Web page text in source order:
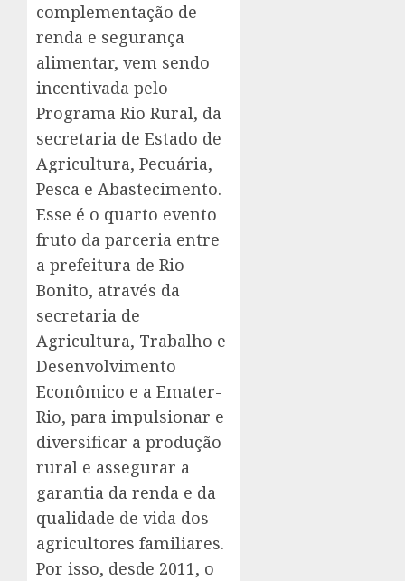
complementação de
renda e segurança
alimentar, vem sendo
incentivada pelo
Programa Rio Rural, da
secretaria de Estado de
Agricultura, Pecuária,
Pesca e Abastecimento.
Esse é o quarto evento
fruto da parceria entre
a prefeitura de Rio
Bonito, através da
secretaria de
Agricultura, Trabalho e
Desenvolvimento
Econômico e a Emater-
Rio, para impulsionar e
diversificar a produção
rural e assegurar a
garantia da renda e da
qualidade de vida dos
agricultores familiares.
Por isso, desde 2011, o